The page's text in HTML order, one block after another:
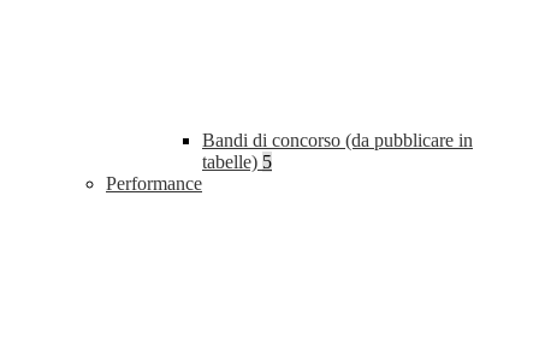
Bandi di concorso (da pubblicare in
tabelle) 5
Performance